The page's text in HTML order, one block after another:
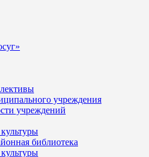
учреждения
учреждений
библиотека